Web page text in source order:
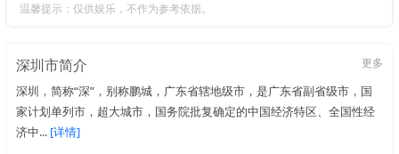
温馨提示：仅供娱乐，不作为参考依据。
深圳市简介 更多
深圳，简称“深”，别称鹏城，广东省辖地级市，是广东省副省级市，国
家计划单列市，超大城市，国务院批复确定的中国经济特区、全国性经
济中... [详情]